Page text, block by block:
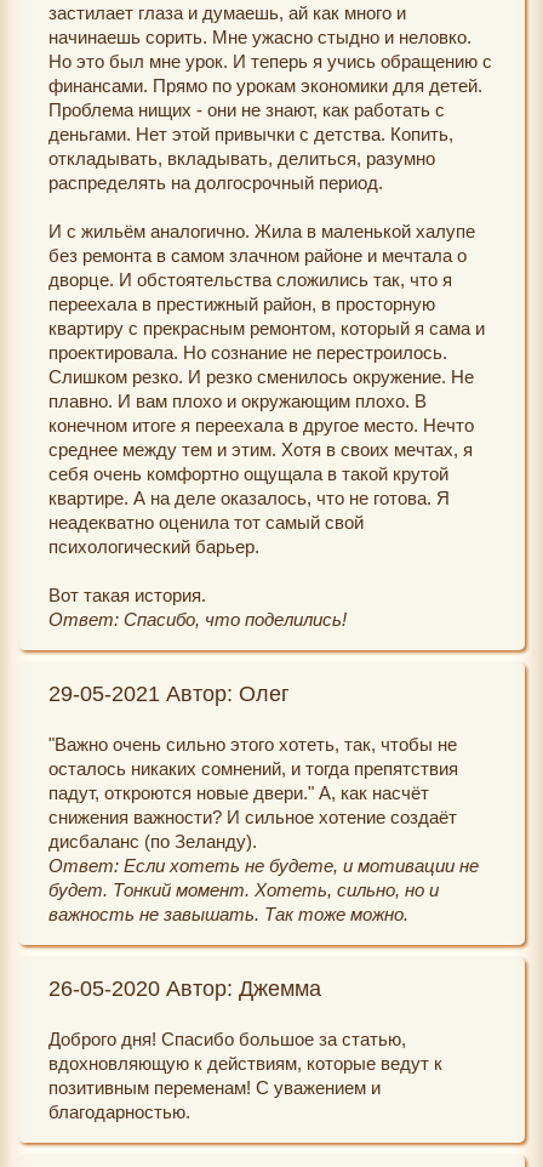
застилает глаза и думаешь, ай как много и
начинаешь сорить. Мне ужасно стыдно и неловко.
Но это был мне урок. И теперь я учись обращению с
финансами. Прямо по урокам экономики для детей.
Проблема нищих - они не знают, как работать с
деньгами. Нет этой привычки с детства. Копить,
откладывать, вкладывать, делиться, разумно
распределять на долгосрочный период.
И с жильём аналогично. Жила в маленькой халупе
без ремонта в самом злачном районе и мечтала о
дворце. И обстоятельства сложились так, что я
переехала в престижный район, в просторную
квартиру с прекрасным ремонтом, который я сама и
проектировала. Но сознание не перестроилось.
Слишком резко. И резко сменилось окружение. Не
плавно. И вам плохо и окружающим плохо. В
конечном итоге я переехала в другое место. Нечто
среднее между тем и этим. Хотя в своих мечтах, я
себя очень комфортно ощущала в такой крутой
квартире. А на деле оказалось, что не готова. Я
неадекватно оценила тот самый свой
психологический барьер.
Вот такая история.
Ответ: Спасибо, что поделились!
29-05-2021 Автор: Олег
"Важно очень сильно этого хотеть, так, чтобы не
осталось никаких сомнений, и тогда препятствия
падут, откроются новые двери." А, как насчёт
снижения важности? И сильное хотение создаёт
дисбаланс (по Зеланду).
Ответ: Если хотеть не будете, и мотивации не
будет. Тонкий момент. Хотеть, сильно, но и
важность не завышать. Так тоже можно.
26-05-2020 Автор: Джемма
Доброго дня! Спасибо большое за статью,
вдохновляющую к действиям, которые ведут к
позитивным переменам! С уважением и
благодарностью.